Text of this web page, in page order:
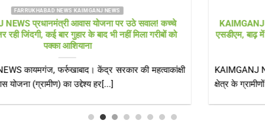
FARRUKHABAD NEWS KAIMGANJ NEWS
KAIMGANJ NEWS गंगा की लहरों के बीच ‘राहत का स्टीमर’ लेकर पहुंचे
एसडीएम, बाढ़ में घिरे गांवों का लिया जायजा; बोले— हर हाल में प्रशासन आपके
KAIMGANJ NEWS कायमगंज, फर्रुखाबाद। गंगा का बढ़ता जलस्तर कटरी
क्षेत्र के ग्रामीणों की मुश्किलें लगातार[...]